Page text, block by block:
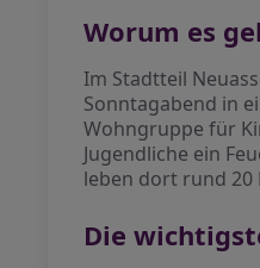
Worum es
Im Stadtteil
Sonntagabend in
Wohngruppe für
Jugendliche ein
leben dort rund 20
Die